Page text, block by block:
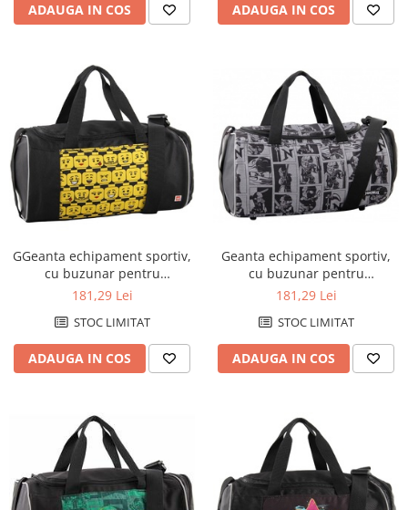
ADAUGA IN COS ADAUGA IN COS
GGeanta echipament sportiv,
cu buzunar pentru
incaltaminte, LEGO Core Line -
181,29 Lei
STOC LIMITAT
ADAUGA IN COS
Geanta echipament sportiv,
cu buzunar pentru
incaltaminte, LEGO Core Line -
181,29 Lei
STOC LIMITAT
ADAUGA IN COS